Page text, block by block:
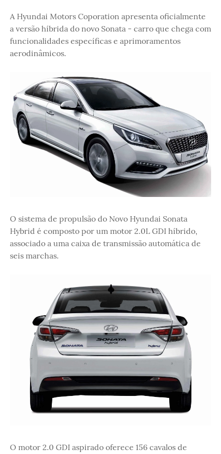
A Hyundai Motors Coporation apresenta oficialmente
a versão híbrida do novo Sonata - carro que chega com
funcionalidades específicas e aprimoramentos
aerodinâmicos.
O sistema de propulsão do Novo Hyundai Sonata
Hybrid é composto por um motor 2.0L GDI híbrido,
associado a uma caixa de transmissão automática de
seis marchas.
O motor 2.0 GDI aspirado oferece 156 cavalos de